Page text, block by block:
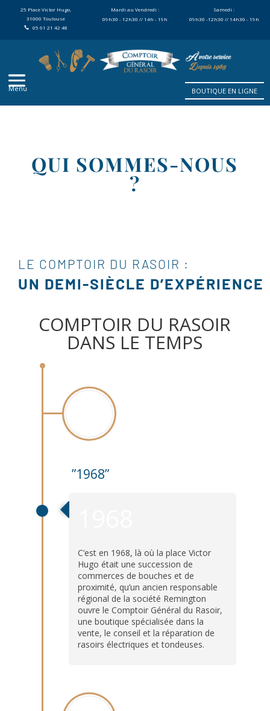
25 Place Victor Hugo,
31000 Toulouse
05 61 21 42 48
Mardi au Vendredi :
09h30 - 12h30 // 14h - 19h
Samedi :
09h30 -12h30 // 14h30 - 19h
BOUTIQUE EN LIGNE
QUI SOMMES-NOUS
?
LE COMPTOIR DU RASOIR :
UN DEMI-SIÈCLE D’EXPÉRIENCE
COMPTOIR DU RASOIR
DANS LE TEMPS
”1968”
C’est en 1968, là où la place Victor
Hugo était une succession de
commerces de bouches et de
proximité, qu’un ancien responsable
régional de la société Remington
ouvre le Comptoir Général du Rasoir,
une boutique spécialisée dans la
vente, le conseil et la réparation de
rasoirs électriques et tondeuses.